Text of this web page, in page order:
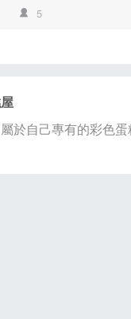
5
於自己專有的彩色